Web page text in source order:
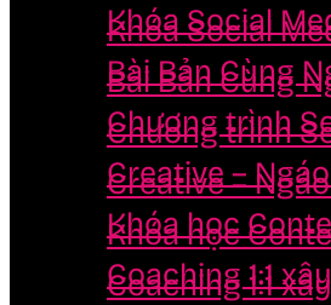
Khóa Social
Bài Bản Cùng
Chương trình
Creative –
Khóa học
Coaching 1:1
Khóa Social
Bài Bản Cùng
Chương trình
Creative –
Khóa học
Coaching 1:1